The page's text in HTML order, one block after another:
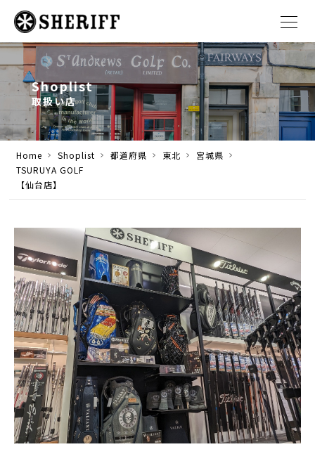
Shoplist
取扱い店
Home Shoplist 都道府県 東北
宮城県
TSURUYA GOLF
【仙台店】